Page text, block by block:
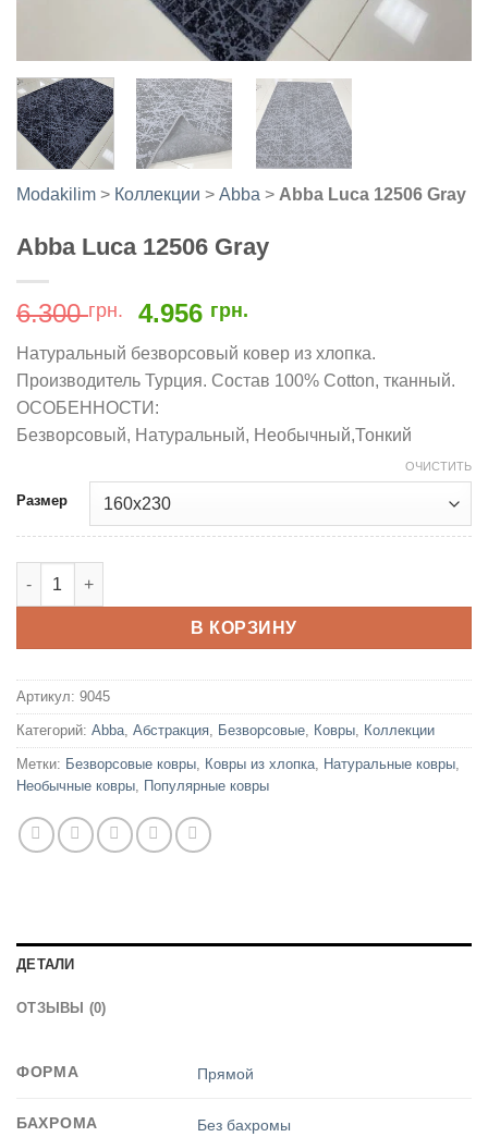
Modakilim > Коллекции > Abba > Abba Luca 12506 Gray
Abba Luca 12506 Gray
6.300грн.
Первоначальная
составляла
6.300
грн..
4.956 грн.
4.956
грн..
Натуральный безворсовый ковер из хлопка.
Производитель Турция. Состав 100% Cotton, тканный.
ОСОБЕННОСТИ:
Безворсовый, Натуральный, Необычный,Тонкий
Размер
ОЧИСТИТЬ
Количество товара Abba Luca 12506 Gray
В КОРЗИНУ
Артикул: 9045
Категорий: Abba, Абстракция, Безворсовые, Ковры, Коллекции
Метки: Безворсовые ковры, Ковры из хлопка, Натуральные ковры,
Необычные ковры, Популярные ковры
ДЕТАЛИ
ОТЗЫВЫ (0)
ФОРМА Прямой
БАХРОМА Без бахромы